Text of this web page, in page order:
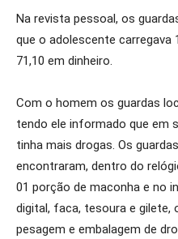
Na revista pessoal, os
que o adolescente carregava
71,10 em dinheiro.
Com o homem os guardas
tendo ele informado que em
tinha mais drogas. Os
encontraram, dentro do
01 porção de maconha e no
digital, faca, tesoura e gilete,
pesagem e embalagem de